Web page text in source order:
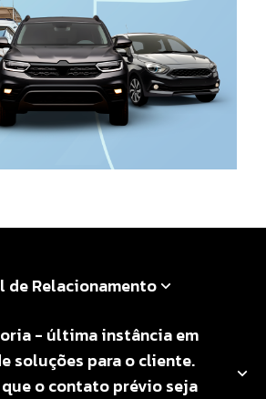
de Relacionamento
- última instância em
soluções para o cliente.
o contato prévio seja